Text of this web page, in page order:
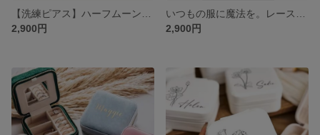
2,900円
2,900円